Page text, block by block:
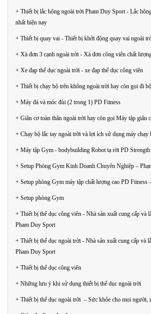
+ Thiết bị lắc hông ngoài trời Pham Duy Sport - Lắc
nhất hiện nay
+ Thiết bị quay vai - Thiết bị khởi động quay vai ngoài
+ Xà đơn 3 cạnh ngoài trời - Xà đơn công viên chất
+ Xe đạp thể dục ngoài trời - xe đạp thể dục công viên
+ Thiết bị chạy bộ trên không ngoài trời hay còn gọi đi
+ Máy đá và móc đùi (2 trong 1) PD Fitness
+ Giãn cơ toàn thân ngoài trời hay còn gọi Máy tập giãn
+ Chạy bộ lắc tay ngoài trời và lợi ích sử dụng máy chạy
+ Máy tập Gym - bodybuilding Robot tạ rời PD Strength
+ Setup Phòng Gym Kinh Doanh Chuyên Nghiệp –
+ Setup phòng Gym máy tập chất lượng cao PD Fitness
+ Setup phòng Gym
+ Thiết bị thể dục công viên - Nhà sản xuất cung cấp và
Pham Duy Sport
+ Thiết bị thể dục ngoài trời - Nhà sản xuất cung cấp và
Pham Duy Sport
+ Thiết bị thể dục công viên
+ Những lưu ý khi sử dụng thiết bị thể dục ngoài trời
+ Thiết bị thể dục ngoài trời – Sức khỏe cho mọi người,